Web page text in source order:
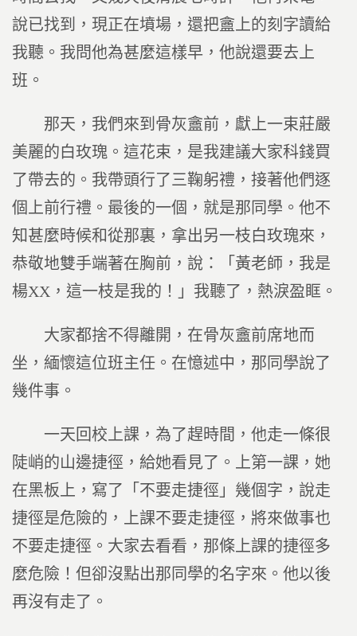
說已找到，現正在墳場，還把盦上的刻字讀給
我聽。我問他為甚麼這樣早，他說還要去上
班。
那天，我們來到骨灰盦前，獻上一束莊嚴
美麗的白玫瑰。這花束，是我建議大家科錢買
了帶去的。我帶頭行了三鞠躬禮，接著他們逐
個上前行禮。最後的一個，就是那同學。他不
知甚麼時候和從那裏，拿出另一枝白玫瑰來，
恭敬地雙手端著在胸前，說：「黃老師，我是
楊XX，這一枝是我的！」我聽了，熱淚盈眶。
大家都捨不得離開，在骨灰盦前席地而
坐，緬懷這位班主任。在憶述中，那同學說了
幾件事。
一天回校上課，為了趕時間，他走一條很
陡峭的山邊捷徑，給她看見了。上第一課，她
在黑板上，寫了「不要走捷徑」幾個字，說走
捷徑是危險的，上課不要走捷徑，將來做事也
不要走捷徑。大家去看看，那條上課的捷徑多
麼危險！但卻沒點出那同學的名字來。他以後
再沒有走了。